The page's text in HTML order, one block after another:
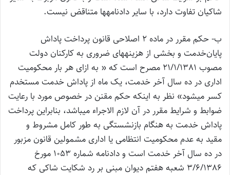
شاکیان تفاوت دارد، با سایر دادنامه‎ها متناقض نیست.
ب- حکم مقرر در ماده 2 اصلاحی قانون پرداخت پاداش
پایان‌خدمت و بخشی از هزینه‎های ضروری به کارکنان دولت
مصوب 21/1/1381 مصرح است که « به ازای هر بار محکومیت
اداری در ده سال آخر خدمت، یک ماه از پاداش خدمت مستخدم
کسر می‎شود» نظر به اینکه حکم مقنن در خصوص مورد با رعایت
ضوابط و شرایط مقرر در آن لازم الاجراء می‎باشد، بنابراین پرداخت
پاداش خدمت به هنگام بازنشستگی به طور کامل مشروط و
مقید به عدم محکومیت انتظامی یا اداری مشمولین قانون مزبور
در ده سال آخر خدمت است و دادنامه شماره 1053 مورخ
3/6/1386 شعبه هفتم دیوان مبنی بر رد شکایت شاکی که